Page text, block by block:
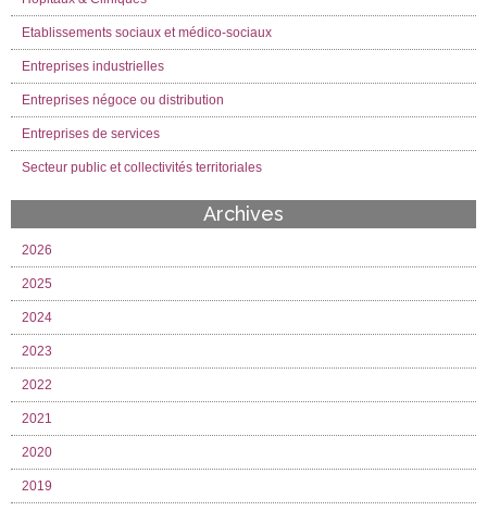
Etablissements sociaux et médico-sociaux
Entreprises industrielles
Entreprises négoce ou distribution
Entreprises de services
Secteur public et collectivités territoriales
Archives
2026
2025
2024
2023
2022
2021
2020
2019